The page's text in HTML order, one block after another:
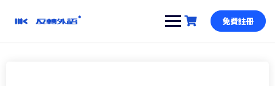
免費註冊